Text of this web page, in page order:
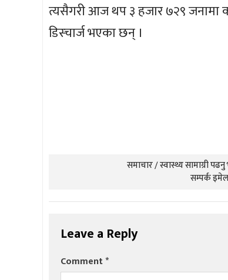
त्यसैगरी आज थप ३ हजार ७२९ जनामा
डिस्चार्ज भएका छन् ।
समाचार / स्वास्थ्य सामाग्री
सम्पर्क
Leave a Reply
Comment*